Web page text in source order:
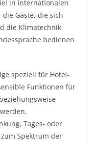
in internationalen
Gäste, die sich
die Klimatechnik
bedienen
speziell für Hotel-
Funktionen für
Tages- oder
Spektrum der